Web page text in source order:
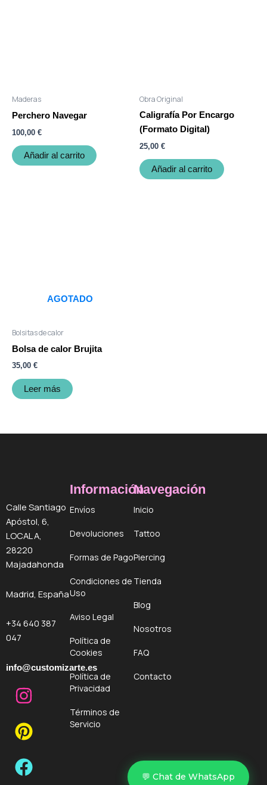
💬 Chat de WhatsApp
Maderas
Perchero Navegar
100,00 €
Añadir al carrito
Obra Original
Caligrafía Por Encargo
(Formato Digital)
25,00 €
Añadir al carrito
AGOTADO
Bolsitas de calor
Bolsa de calor Brujita
35,00 €
Leer más
Calle Santiago
Apóstol, 6,
LOCAL A,
28220
Majadahonda
Madrid, España
+34 640 387
047
info@customizarte.es
I
n
s
t
a
g
P
i
n
t
e
r
F
a
c
e
b
o
Información
Envíos
Devoluciones
Formas de Pago
Condiciones de
Uso
Aviso Legal
Política de
Cookies
Política de
Privacidad
Términos de
Servicio
Navegación
Inicio
Tattoo
Piercing
Tienda
Blog
Nosotros
FAQ
Contacto